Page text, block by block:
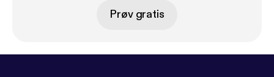
hip.com/?post_type=podcast&p=13624
Prøv gratis